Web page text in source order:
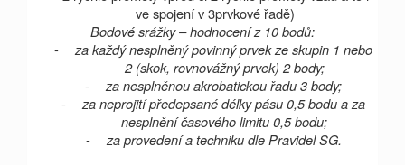
ve spojení v 3prvkové řadě)
Bodové srážky – hodnocení z 10 bodů:
-
za každý nesplněný povinný prvek ze skupin 1 nebo
2 (skok, rovnovážný prvek) 2 body;
-
za nesplněnou akrobatickou řadu 3 body;
-
za neprojití předepsané délky pásu 0,5 bodu a za
nesplnění časového limitu 0,5 bodu;
-
za provedení a techniku dle Pravidel SG.